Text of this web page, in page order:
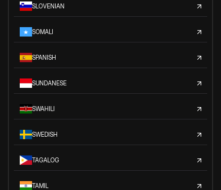
SLOVENIAN
SOMALI
SPANISH
SUNDANESE
SWAHILI
SWEDISH
TAGALOG
TAMIL